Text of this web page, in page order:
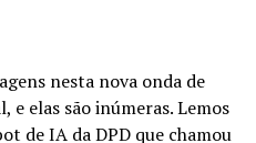
nesta nova onda de
elas são inúmeras. Lemos
de IA da DPD que chamou